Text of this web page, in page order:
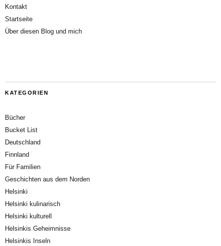
Kontakt
Startseite
Über diesen Blog und mich
KATEGORIEN
Bücher
Bucket List
Deutschland
Finnland
Für Familien
Geschichten aus dem Norden
Helsinki
Helsinki kulinarisch
Helsinki kulturell
Helsinkis Geheimnisse
Helsinkis Inseln